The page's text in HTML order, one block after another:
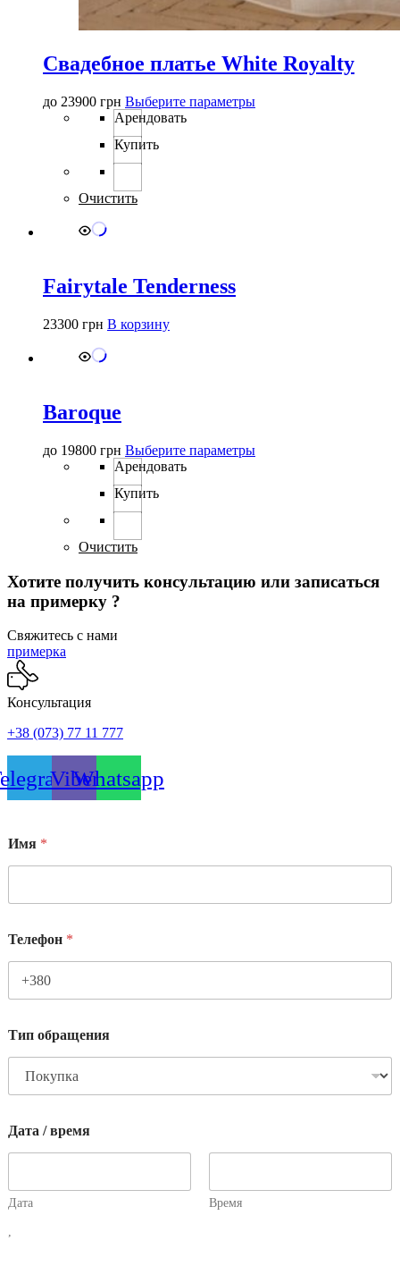
Свадебное платье White Royalty
до 23900 грн Выберите параметрыЭтот
Арендовать
Купить
Очистить
Fairytale Tenderness
23300 грн В корзину
Baroque
до 19800 грн Выберите параметрыЭтот
на
Арендовать
Купить
Очистить
Хотите получить консультацию или записаться
на примерку ?
Свяжитесь с нами
примерка
Консультация
+38 (073) 77 11 777
ViberWhatsapp
Имя *
Телефон *
Тип обращения
Дата / время
Дата Время
,